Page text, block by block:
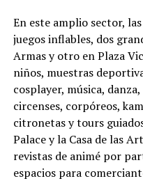
En este amplio sector,
juegos inflables, dos
Armas y otro en Plaza
niños, muestras
cosplayer, música,
circenses, corpóreos,
citronetas y tours
Palace y la Casa de las
revistas de animé por
espacios para